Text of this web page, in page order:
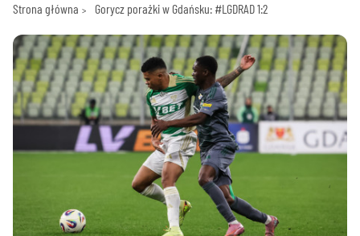
Strona główna Gorycz porażki w Gdańsku: #LGDRAD 1:2